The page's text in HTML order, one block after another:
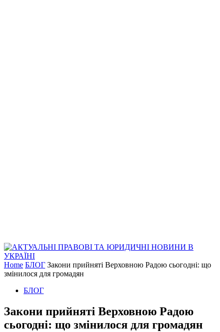
Home БЛОГ Закони прийняті Верховною Радою сьогодні: що
змінилося для громадян
БЛОГ
Закони прийняті Верховною Радою
сьогодні: що змінилося для громадян